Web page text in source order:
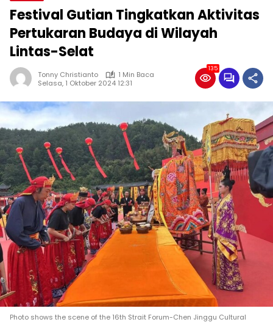
Festival Gutian Tingkatkan Aktivitas
Pertukaran Budaya di Wilayah
Lintas-Selat
Tonny Christianto
1 Min Baca
Selasa, 1 Oktober 2024 12:31
135
Photo shows the scene of the 16th Strait Forum-Chen Jinggu Cultural